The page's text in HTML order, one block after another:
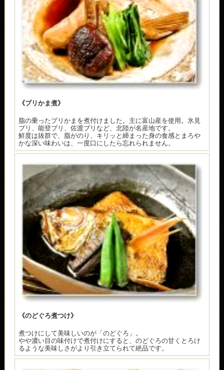
《ブリかま煮》
脂の乗ったブリかまを煮付けました。主に富山産を使用。氷見
ブリ、能登ブリ、佐渡ブリなど、北陸が名産地です。
鮮度は抜群で、脂がのり、キリッと締まった身の食感とまろや
かな深い味わいは、一度口にしたら忘れられません。
《のどぐろ煮つけ》
煮つけにして美味しいのが「のどぐろ」。
やや濃い目の味付けで煮付けにすると、のどぐろの甘くとろけ
るような美味しさがより引き立てられて絶品です。